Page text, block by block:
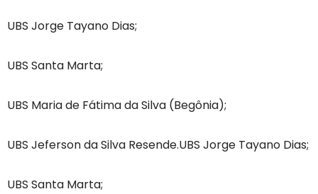
UBS Jorge Tayano Dias;
UBS Santa Marta;
UBS Maria de Fátima da Silva (Begônia);
UBS Jeferson da Silva Resende.UBS Jorge Tayano Dias;
UBS Santa Marta;